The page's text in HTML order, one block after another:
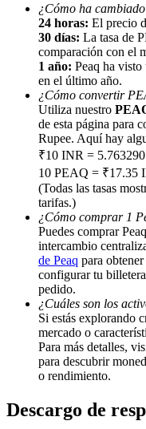
Deposit CASHCAT
Share 500000
Exclusive for
Register & Trade to
Precious Metals
Trade Gold & Silver
USDT New User
¿Cómo ha
24 horas: El precio
30 días: La tasa de
comparación con el
1 año: Peaq ha visto
en el último año.
¿Cómo convertir
Utiliza nuestro
de esta página para
Rupee. Aquí hay
₹10 INR =
10 PEAQ = ₹17.35
(Todas las tasas
tarifas.)
¿Cómo comprar 1
Puedes comprar
intercambio
de Peaq para
configurar tu
pedido.
¿Cuáles son los
Si estás explorando
mercado o
Para más detalles,
para descubrir
o rendimiento.
Descargo de